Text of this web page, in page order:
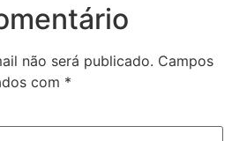
não será publicado. Campos
com *